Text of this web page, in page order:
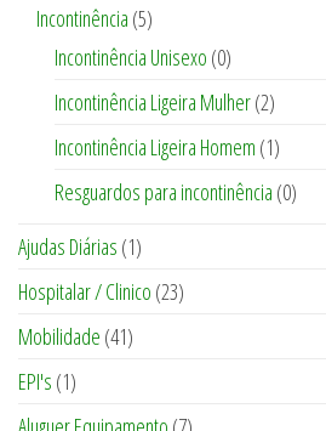
Incontinência (5)
Incontinência Unisexo (0)
Incontinência Ligeira Mulher(2)
Incontinência Ligeira Homem (1)
Resguardos para incontinência (0)
Ajudas Diárias (1)
Hospitalar / Clinico (23)
Mobilidade (41)
EPI's (1)